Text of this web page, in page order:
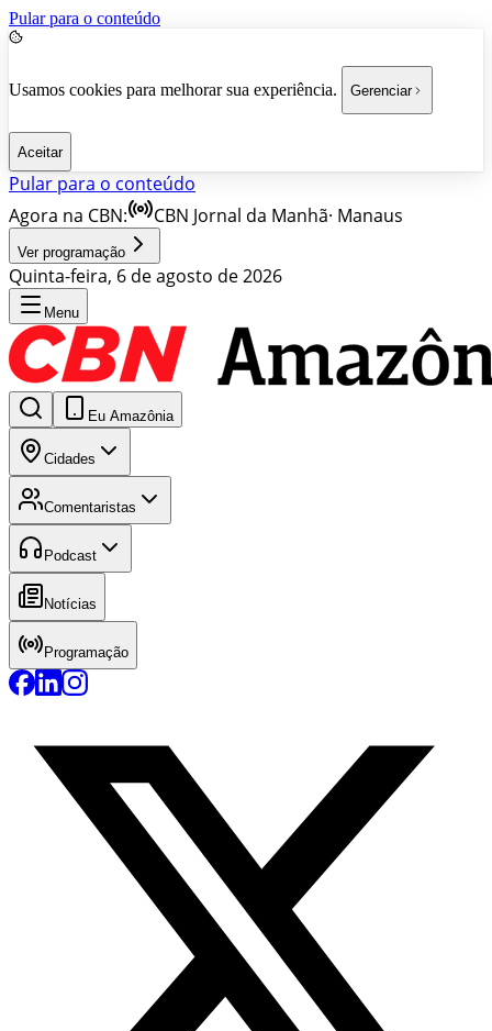
Pular para o conteúdo
Usamos cookies para melhorar sua experiência. Gerenciar
Aceitar
Pular para o conteúdo
Agora na CBN:
CBN Jornal da Manhã· Manaus
Ver programação
Quinta-feira, 6 de agosto de 2026
Menu
Eu Amazônia
Cidades
Comentaristas
Podcast
Notícias
Programação